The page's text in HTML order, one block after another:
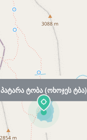
პატარა ტობა (ოხოჯეს ტბა)